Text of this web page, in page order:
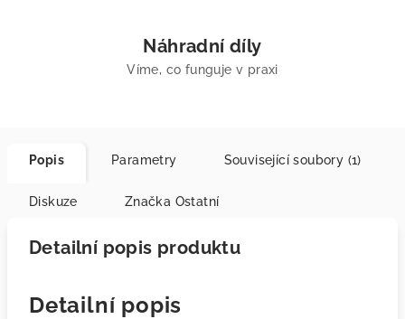
Náhradní díly
Víme, co funguje v praxi
Popis Parametry Související soubory (1)
Diskuze Značka Ostatní
Detailní popis produktu
Detailní popis